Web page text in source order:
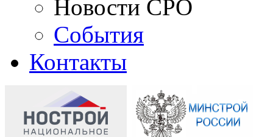
Новости СРО
События
Контакты